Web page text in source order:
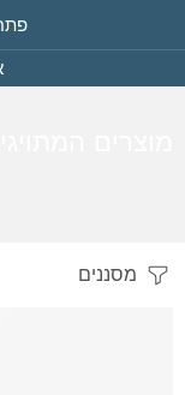
מוצרים
ביתמסננים